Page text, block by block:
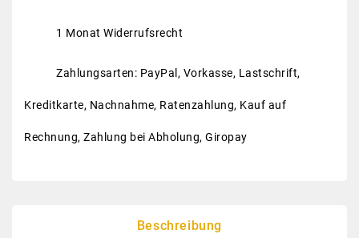
1 Monat Widerrufsrecht
Zahlungsarten: PayPal, Vorkasse, Lastschrift,
Kreditkarte, Nachnahme, Ratenzahlung, Kauf auf
Rechnung, Zahlung bei Abholung, Giropay
Beschreibung